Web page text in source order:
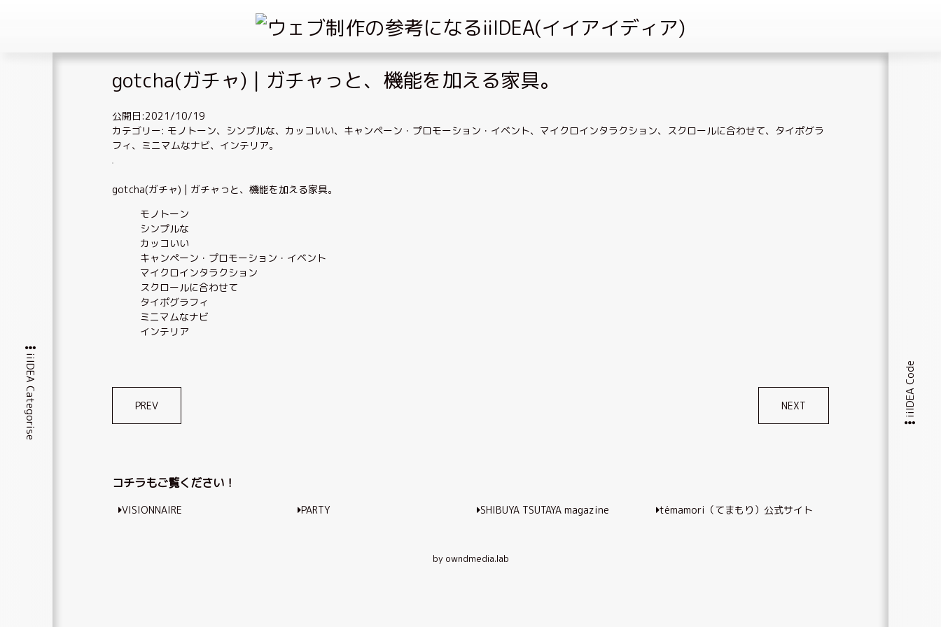
Skip
to
content
iiIDEA Categorise iiIDEA Code
gotcha(ガチャ) | ガチャっと、機能を加える家具。
公開日:2021/10/19
カテゴリー: モノトーン、 シンプルな、 カッコいい、 キャンペーン・プロモーション・イベント、 マイクロインタラクション、 スクロールに合わせて、
タイポグラ
フィ、 ミニマムなナビ、 インテリア。
gotcha(ガチャ) | ガチャっと、機能を加える家具。
モノトーン
シンプルな
カッコいい
キャンペーン・プロモーション・イベント
マイクロインタラクション
スクロールに合わせて
タイポグラフィ
ミニマムなナビ
インテリア
稿
ー
PREV NEXT
コチラもご覧ください！
VISIONNAIRE PARTY SHIBUYA TSUTAYA magazine témamori（てまもり）公式サイト
by owndmedia.lab